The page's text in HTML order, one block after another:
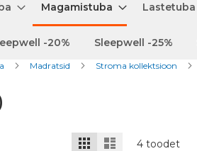
Magamistuba Lastetuba
-20% Sleepwell -25%
Madratsid Stroma kollektsioon
Kuvamisviis
Ruudustik
Nimekiri
4 toodet